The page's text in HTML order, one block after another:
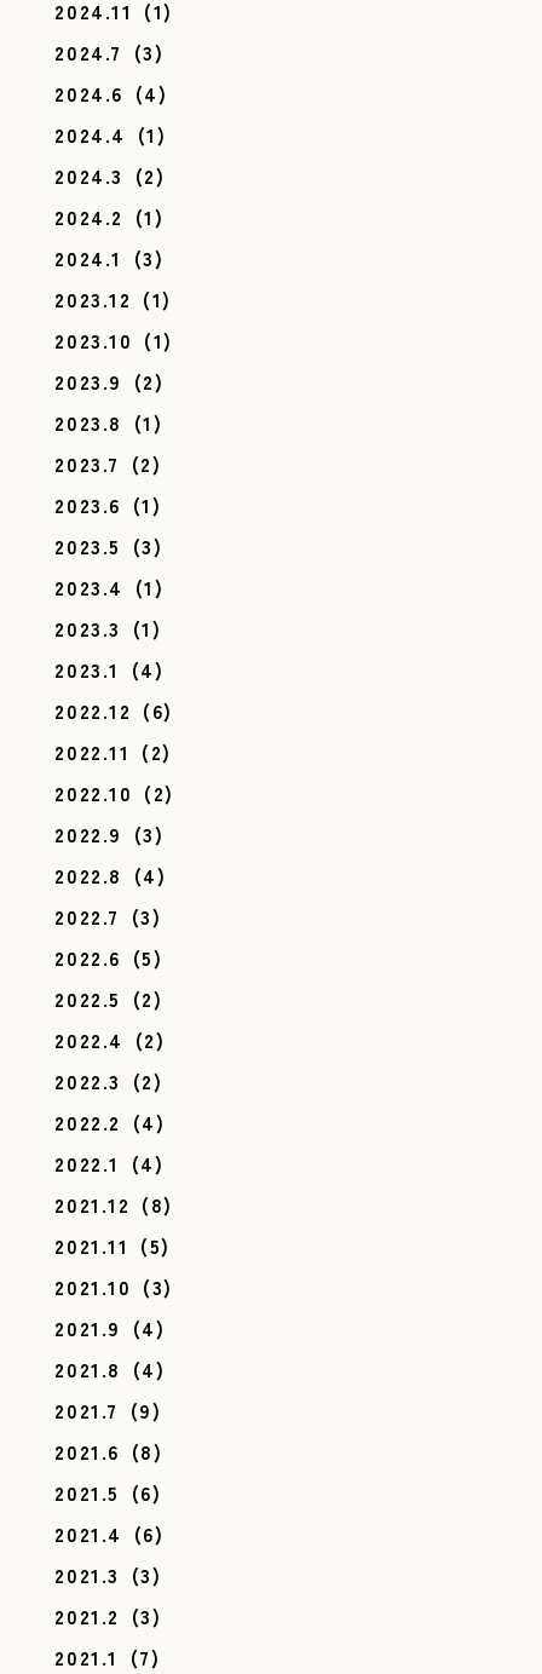
2024.11 (1)
2024.7 (3)
2024.6 (4)
2024.4 (1)
2024.3 (2)
2024.2 (1)
2024.1
(3)
2023.12 (1)
2023.10 (1)
2023.9 (2)
2023.8 (1)
2023.7 (2)
2023.6 (1)
2023.5 (3)
2023.4 (1)
2023.3 (1)
2023.1
(4)
2022.12 (6)
2022.11 (2)
2022.10 (2)
2022.9 (3)
2022.8 (4)
2022.7 (3)
2022.6 (5)
2022.5 (2)
2022.4 (2)
2022.3 (2)
2022.2 (4)
2022.1
(4)
2021.12 (8)
2021.11 (5)
2021.10 (3)
2021.9 (4)
2021.8 (4)
2021.7 (9)
2021.6 (8)
2021.5 (6)
2021.4 (6)
2021.3 (3)
2021.2 (3)
2021.1
(7)